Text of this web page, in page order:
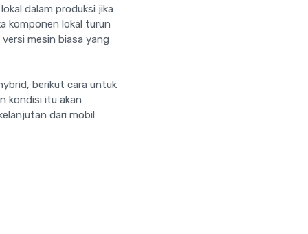
dalam produksi jika
komponen lokal turun
mesin biasa yang
berikut cara untuk
kondisi itu akan
dari mobil